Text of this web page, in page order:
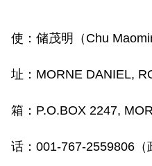
储茂明（Chu
DANIEL,
2247,
767-2559806（政